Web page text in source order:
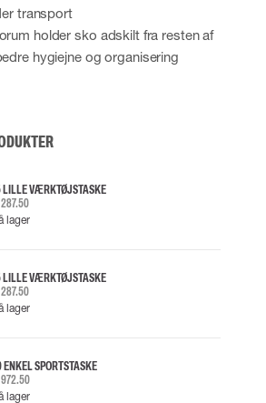
transport
holder sko adskilt fra resten af
hygiejne og organisering
LILLE VÆRKTØJSTASKE
lager
LILLE VÆRKTØJSTASKE
lager
SPORTSTASKE
lager